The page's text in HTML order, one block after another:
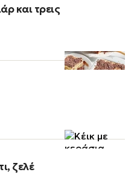
και τρεις
ζελέ